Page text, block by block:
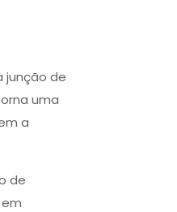
junção de
uma
a
de